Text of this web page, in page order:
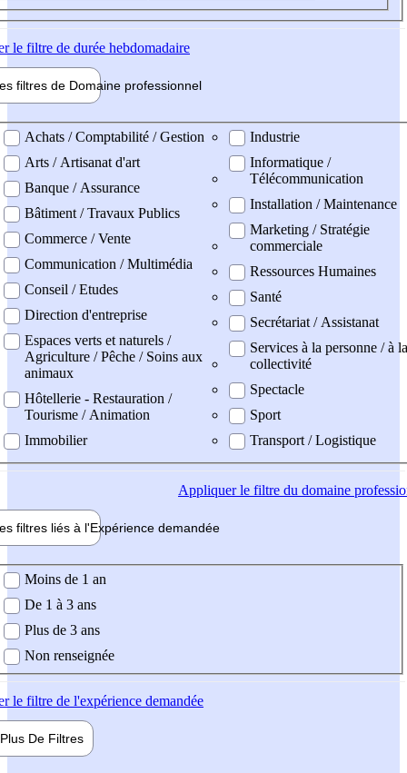
le filtre de durée hebdomadaire
filtres de Domaine professionnel
professionel
Achats / Comptabilité / Gestion
Arts / Artisanat d'art
Banque / Assurance
Bâtiment / Travaux Publics
Commerce / Vente
Communication / Multimédia
Conseil / Etudes
Direction d'entreprise
Espaces verts et naturels /
Agriculture / Pêche / Soins aux
animaux
Hôtellerie - Restauration /
Tourisme / Animation
Immobilier
Industrie
Informatique /
Télécommunication
Installation / Maintenance
Marketing / Stratégie
commerciale
Ressources Humaines
Santé
Secrétariat / Assistanat
Services à la personne / à la
collectivité
Spectacle
Sport
Transport / Logistique
Appliquerle filtre du domaine
filtres liés à l'Expérience demandée
demandée
Moins de 1 an
De 1 à 3 ans
Plus de 3 ans
Non renseignée
le filtre de l'expérience demandée
Plus De Filtres